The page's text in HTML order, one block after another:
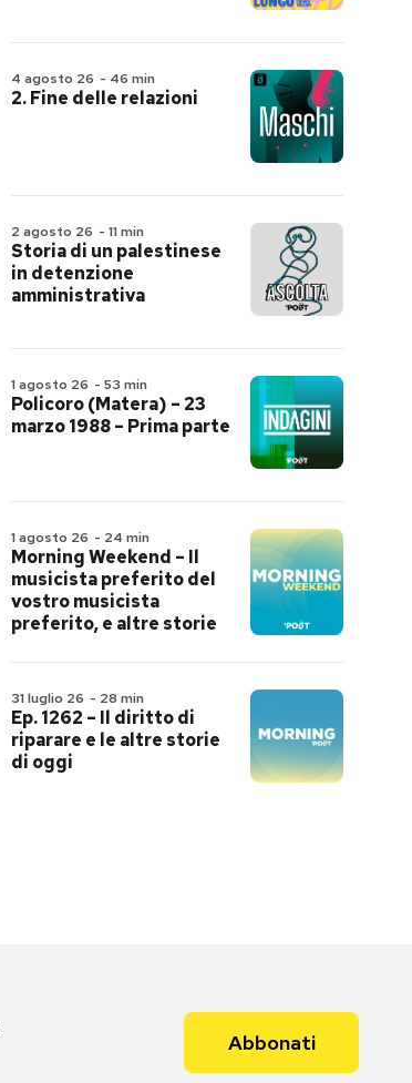
4 agosto 26 - 46 min
2. Fine delle relazioni
2 agosto 26 - 11 min
Storia di un palestinese
in detenzione
amministrativa
1 agosto 26 - 53 min
Policoro (Matera) – 23
marzo 1988 – Prima parte
1 agosto 26 - 24 min
Morning Weekend – Il
musicista preferito del
vostro musicista
preferito, e altre storie
31 luglio 26 - 28 min
Ep. 1262 – Il diritto di
riparare e le altre storie
di oggi
Abbonati